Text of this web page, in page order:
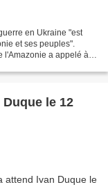
en Ukraine "est
et ses peuples".
l'Amazonie a appelé à
le 12